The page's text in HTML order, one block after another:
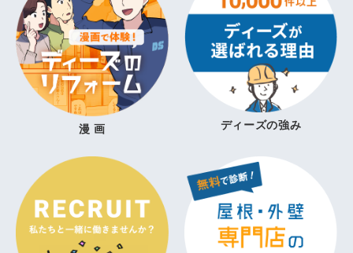
漫 画 ディーズの強み